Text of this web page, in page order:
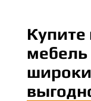
Купите
мебель